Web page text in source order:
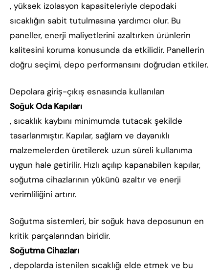
, yüksek izolasyon kapasiteleriyle depodaki
sıcaklığın sabit tutulmasına yardımcı olur. Bu
paneller, enerji maliyetlerini azaltırken ürünlerin
kalitesini koruma konusunda da etkilidir. Panellerin
doğru seçimi, depo performansını doğrudan etkiler.
Depolara giriş-çıkış esnasında kullanılan
Soğuk Oda Kapıları
, sıcaklık kaybını minimumda tutacak şekilde
tasarlanmıştır. Kapılar, sağlam ve dayanıklı
malzemelerden üretilerek uzun süreli kullanıma
uygun hale getirilir. Hızlı açılıp kapanabilen kapılar,
soğutma cihazlarının yükünü azaltır ve enerji
verimliliğini artırır.
Soğutma sistemleri, bir soğuk hava deposunun en
kritik parçalarından biridir.
Soğutma Cihazları
, depolarda istenilen sıcaklığı elde etmek ve bu